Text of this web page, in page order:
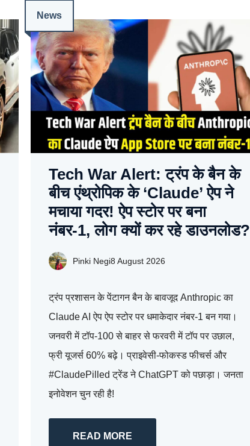
News
Tech War Alert: ट्रंप के बैन के
बीच एंथ्रोपिक के ‘Claude’ ऐप ने
मचाया गदर! ऐप स्टोर पर बना
नंबर-1, लोग क्यों कर रहे डाउनलोड?
Pinki Negi8 August 2026
ट्रंप प्रशासन के पेंटागन बैन के बावजूद Anthropic का
Claude AI ऐप ऐप स्टोर पर धमाकेदार नंबर-1 बन गया।
जनवरी में टॉप-100 से बाहर से फरवरी में टॉप पर उछाल,
फ्री यूजर्स 60% बढ़े। प्राइवेसी-फोकस्ड फीचर्स और
#ClaudePilled ट्रेंड ने ChatGPT को पछाड़ा। जनता
इनोवेशन चुन रही है!
READ MORE